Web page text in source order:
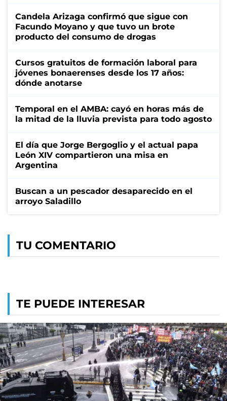
Candela Arizaga confirmó que sigue con
Facundo Moyano y que tuvo un brote
producto del consumo de drogas
Cursos gratuitos de formación laboral para
jóvenes bonaerenses desde los 17 años:
dónde anotarse
Temporal en el AMBA: cayó en horas más de
la mitad de la lluvia prevista para todo agosto
El día que Jorge Bergoglio y el actual papa
León XIV compartieron una misa en
Argentina
Buscan a un pescador desaparecido en el
arroyo Saladillo
TU COMENTARIO
TE PUEDE INTERESAR